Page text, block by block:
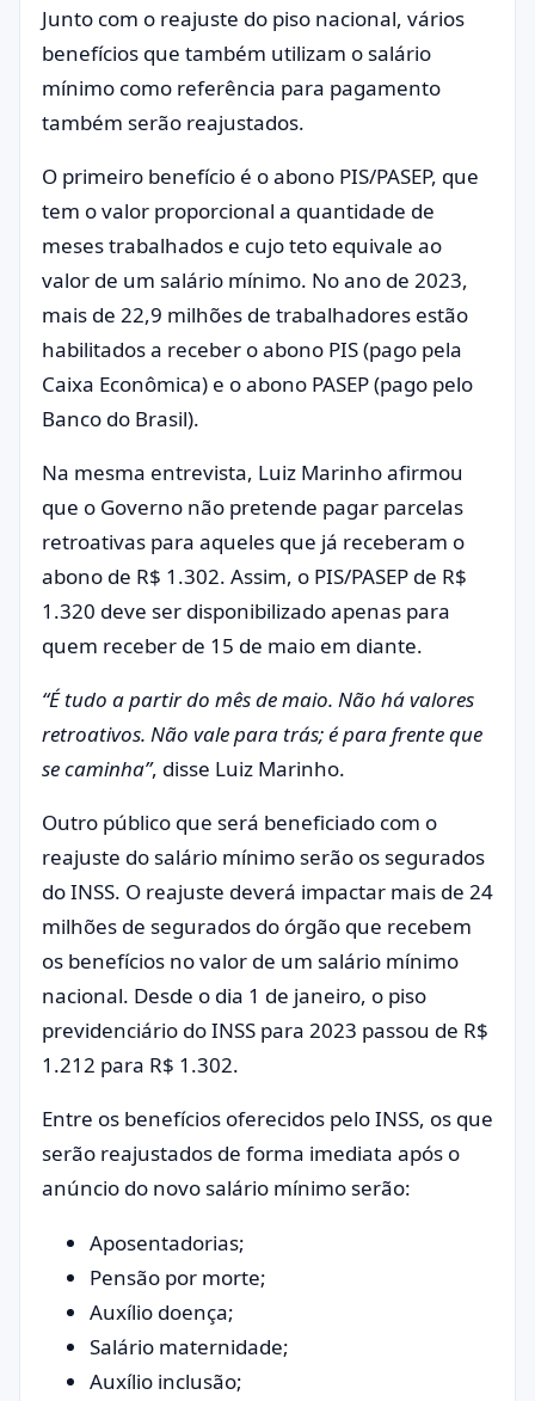
Junto com o reajuste do piso nacional, vários
benefícios que também utilizam o salário
mínimo como referência para pagamento
também serão reajustados.
O primeiro benefício é o abono PIS/PASEP, que
tem o valor proporcional a quantidade de
meses trabalhados e cujo teto equivale ao
valor de um salário mínimo. No ano de 2023,
mais de 22,9 milhões de trabalhadores estão
habilitados a receber o abono PIS (pago pela
Caixa Econômica) e o abono PASEP (pago pelo
Banco do Brasil).
Na mesma entrevista, Luiz Marinho afirmou
que o Governo não pretende pagar parcelas
retroativas para aqueles que já receberam o
abono de R$ 1.302. Assim, o PIS/PASEP de R$
1.320 deve ser disponibilizado apenas para
quem receber de 15 de maio em diante.
“É tudo a partir do mês de maio. Não há valores
retroativos. Não vale para trás; é para frente que
se caminha”, disse Luiz Marinho.
Outro público que será beneficiado com o
reajuste do salário mínimo serão os segurados
do INSS. O reajuste deverá impactar mais de 24
milhões de segurados do órgão que recebem
os benefícios no valor de um salário mínimo
nacional. Desde o dia 1 de janeiro, o piso
previdenciário do INSS para 2023 passou de R$
1.212 para R$ 1.302.
Entre os benefícios oferecidos pelo INSS, os que
serão reajustados de forma imediata após o
anúncio do novo salário mínimo serão:
Aposentadorias;
Pensão por morte;
Auxílio doença;
Salário maternidade;
Auxílio inclusão;